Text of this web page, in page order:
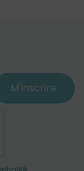
M'inscrire